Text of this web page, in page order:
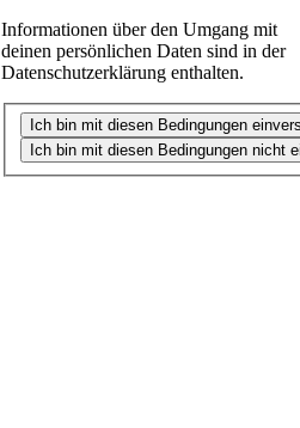
Informationen über den Umgang mit
deinen persönlichen Daten sind in der
Datenschutzerklärung enthalten.